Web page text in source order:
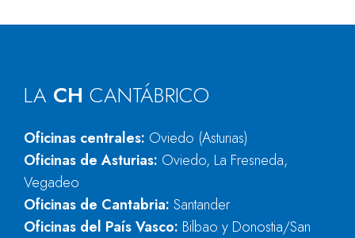
LA CH CANTÁBRICO
Oficinas centrales: Oviedo (Asturias)
Oficinas de Asturias: Oviedo, La Fresneda,
Vegadeo
Oficinas de Cantabria: Santander
Oficinas del País Vasco: Bilbao y Donostia/San